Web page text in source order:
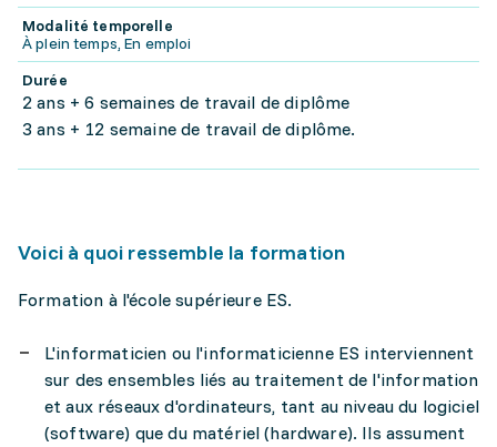
Modalité temporelle
À plein temps, En emploi
Durée
2 ans + 6 semaines de travail de diplôme
3 ans + 12 semaine de travail de diplôme.
Voici à quoi ressemble la formation
Formation à l'école supérieure ES.
L'informaticien ou l'informaticienne ES interviennent
sur des ensembles liés au traitement de l'information
et aux réseaux d'ordinateurs, tant au niveau du logiciel
(software) que du matériel (hardware). Ils assument